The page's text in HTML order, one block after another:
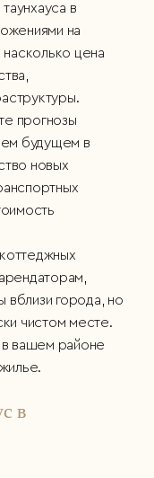
в
на
цена
прогнозы
будущем в
новых
города, но
чистом месте.
вашем районе
в